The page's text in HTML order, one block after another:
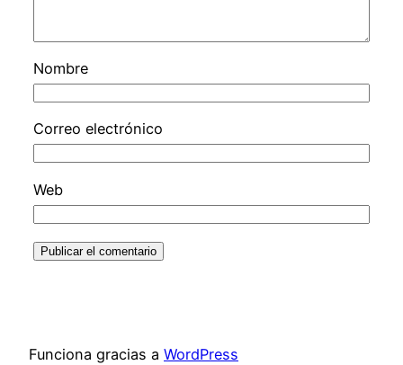
Nombre
Correo electrónico
Web
Funciona gracias a WordPress